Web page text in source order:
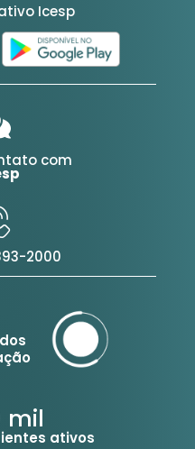
Icesp
com
2000
mil
ativos